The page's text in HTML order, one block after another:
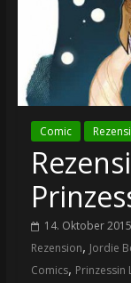
Comic
14. Oktober 2015
Rezension, Jordie
Comics, Prinzessin